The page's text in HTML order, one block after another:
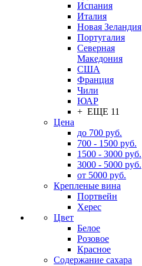
Испания
Италия
Новая Зеландия
Португалия
Северная
Македония
США
Франция
Чили
ЮАР
+ ЕЩЕ 11
Цена
до 700 руб.
700 - 1500 руб.
1500 - 3000 руб.
3000 - 5000 руб.
от 5000 руб.
Крепленые вина
Портвейн
Херес
Цвет
Белое
Розовое
Красное
Содержание сахара